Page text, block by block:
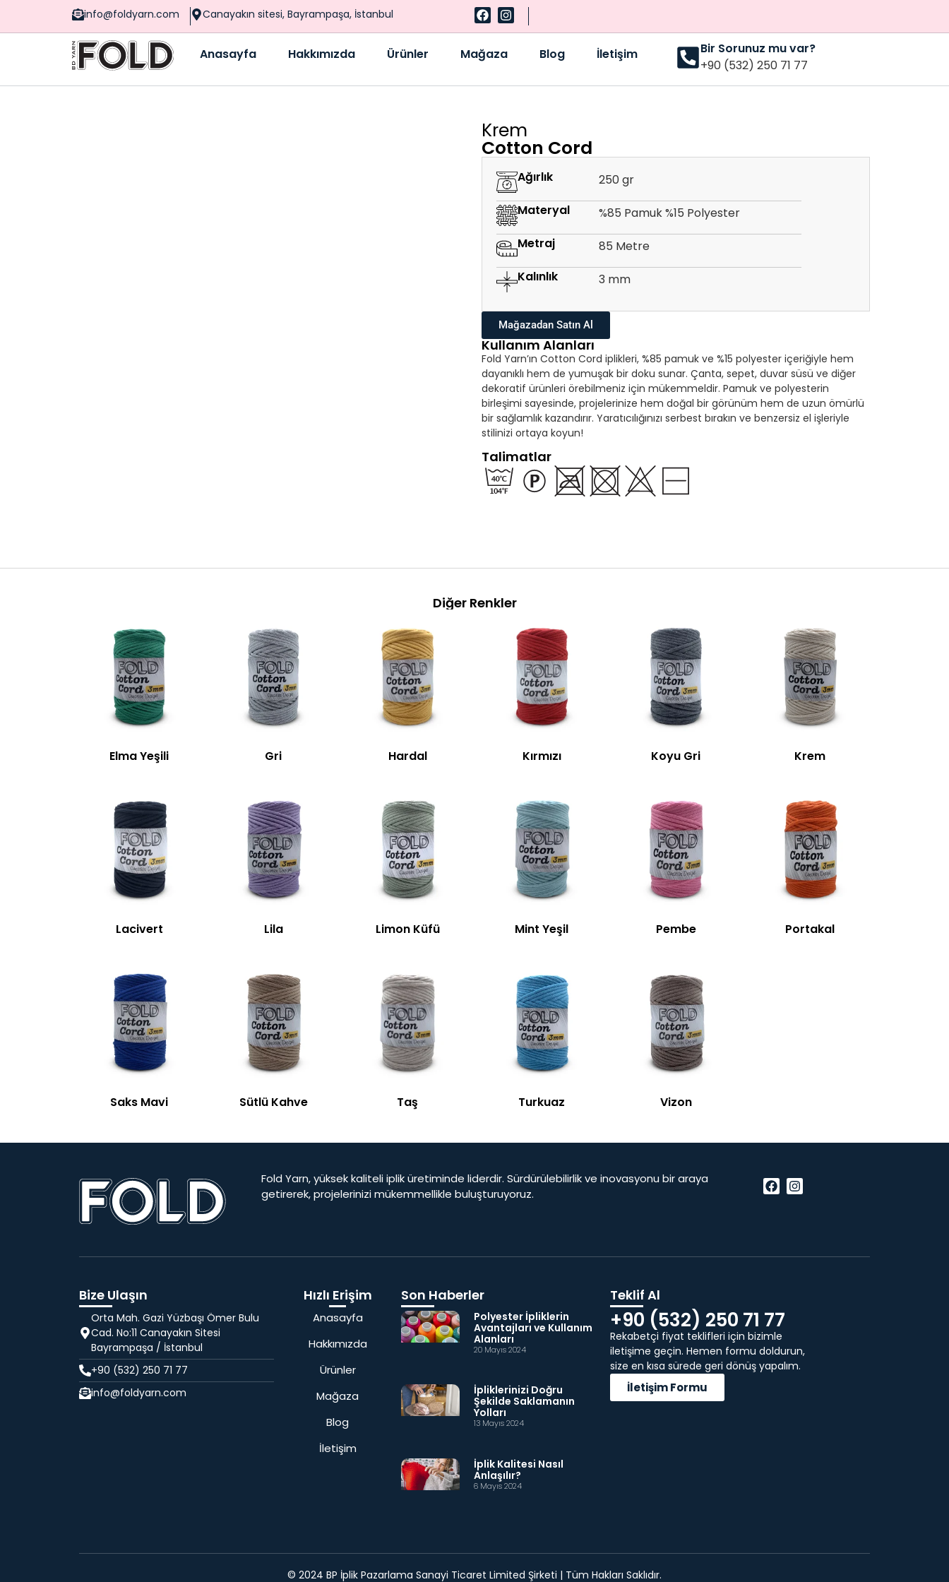
info@foldyarn.com Canayakın sitesi, Bayrampaşa, İstanbul
Anasayfa Hakkımızda Ürünler Mağaza Blog İletişim
Bir Sorunuz mu var?
+90 (532) 250 71 77
Krem
Cotton Cord
Ağırlık
250 gr
Materyal
%85 Pamuk %15 Polyester
Metraj
85 Metre
Kalınlık
3 mm
Mağazadan Satın Al
Kullanım Alanları
Fold Yarn’ın Cotton Cord iplikleri, %85 pamuk ve %15 polyester içeriğiyle hem
dayanıklı hem de yumuşak bir doku sunar. Çanta, sepet, duvar süsü ve diğer
dekoratif ürünleri örebilmeniz için mükemmeldir. Pamuk ve polyesterin
birleşimi sayesinde, projelerinize hem doğal bir görünüm hem de uzun ömürlü
bir sağlamlık kazandırır. Yaratıcılığınızı serbest bırakın ve benzersiz el işleriyle
stilinizi ortaya koyun!
Talimatlar
Diğer Renkler
Elma Yeşili Gri Hardal Kırmızı Koyu Gri Krem
Lacivert Lila Limon Küfü Mint Yeşil Pembe Portakal
Saks Mavi Sütlü Kahve Taş Turkuaz Vizon
Fold Yarn, yüksek kaliteli iplik üretiminde liderdir. Sürdürülebilirlik ve inovasyonu bir araya
getirerek, projelerinizi mükemmellikle buluşturuyoruz.
Bize Ulaşın
Orta Mah. Gazi Yüzbaşı Ömer Bulu
Cad. No:11 Canayakın Sitesi
Bayrampaşa / İstanbul
+90 (532) 250 71 77
info@foldyarn.com
Hızlı Erişim
Anasayfa
Hakkımızda
Ürünler
Mağaza
Blog
İletişim
Son Haberler
Polyester İpliklerin
Avantajları ve Kullanım
Alanları
20 Mayıs 2024
İpliklerinizi Doğru
Şekilde Saklamanın
Yolları
13 Mayıs 2024
İplik Kalitesi Nasıl
Anlaşılır?
6 Mayıs 2024
Teklif Al
+90 (532) 250 71 77
Rekabetçi fiyat teklifleri için bizimle
iletişime geçin. Hemen formu doldurun,
size en kısa sürede geri dönüş yapalım.
İletişim Formu
© 2024 BP İplik Pazarlama Sanayi Ticaret Limited Şirketi | Tüm Hakları Saklıdır.